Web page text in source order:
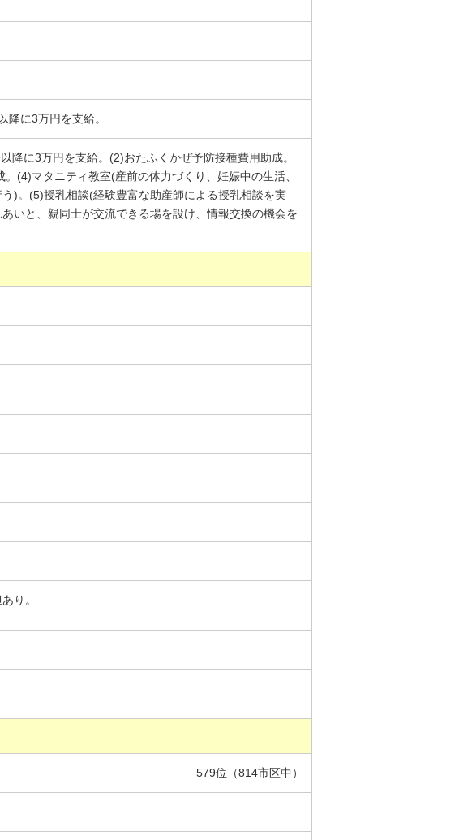
降に3万円を支給。
降に3万円を支給。(2)おたふくかぜ予防接種費用助成。
(4)マタニティ教室(産前の体力づくり、妊娠中の生活、
)。(5)授乳相談(経験豊富な助産師による授乳相談を実
いと、親同士が交流できる場を設け、情報交換の機会を
り。
579位（814市区中）